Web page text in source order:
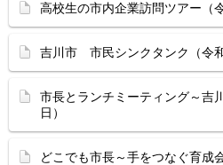
高校生の市内企業訪問ツアー（
吉川市 市民シンクタンク（令
市長とランチミーティング～吉
日）
どこでも市長～手をつなぐ育成